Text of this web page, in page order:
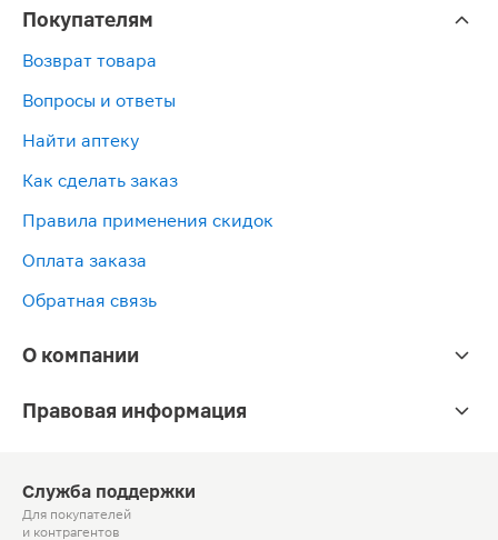
Покупателям
Возврат товара
Вопросы и ответы
Найти аптеку
Как сделать заказ
Правила применения скидок
Оплата заказа
Обратная связь
О компании
Правовая информация
Служба поддержки
Для покупателей
и контрагентов